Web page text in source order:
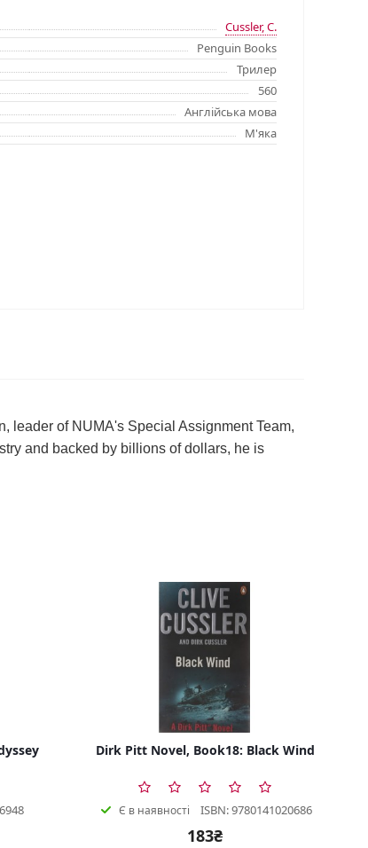
Cussler, C.
Penguin Books
Трилер
560
Англійська мова
М'яка
leader of NUMA's Special Assignment Team,
and backed by billions of dollars, he is
Dirk Pitt Novel, Book18: Black Wind
Є в наявності ISBN: 9780141020686
183₴